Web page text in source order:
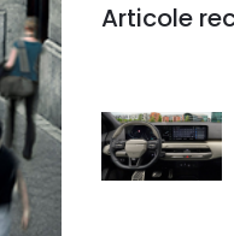
Articole